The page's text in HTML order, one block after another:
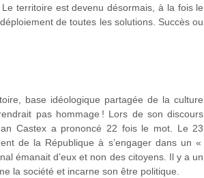
territoire est devenu désormais, à la fois le
de toutes les solutions. Succès ou
base idéologique partagée de la culture
pas hommage ! Lors de son discours
Castex a prononcé 22 fois le mot. Le 23
de la République à s’engager dans un «
émanait d’eux et non des citoyens. Il y a un
la société et incarne son être politique.